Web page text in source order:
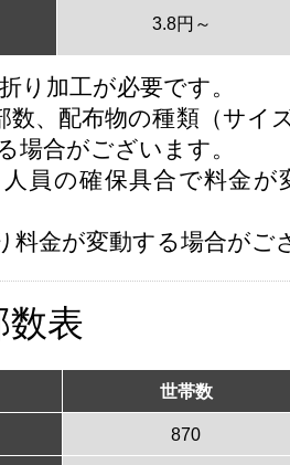
3.8円～
り加工が必要です。
数、配布物の種類（サイ
場合がございます。
員の確保具合で料金が
料金が変動する場合がご
数表
世帯数
870